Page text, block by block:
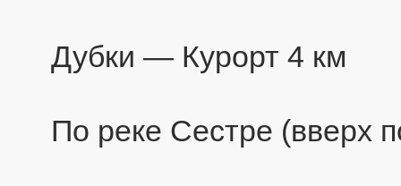
Дубки — Курорт 4 км
По реке Сестре (вверх